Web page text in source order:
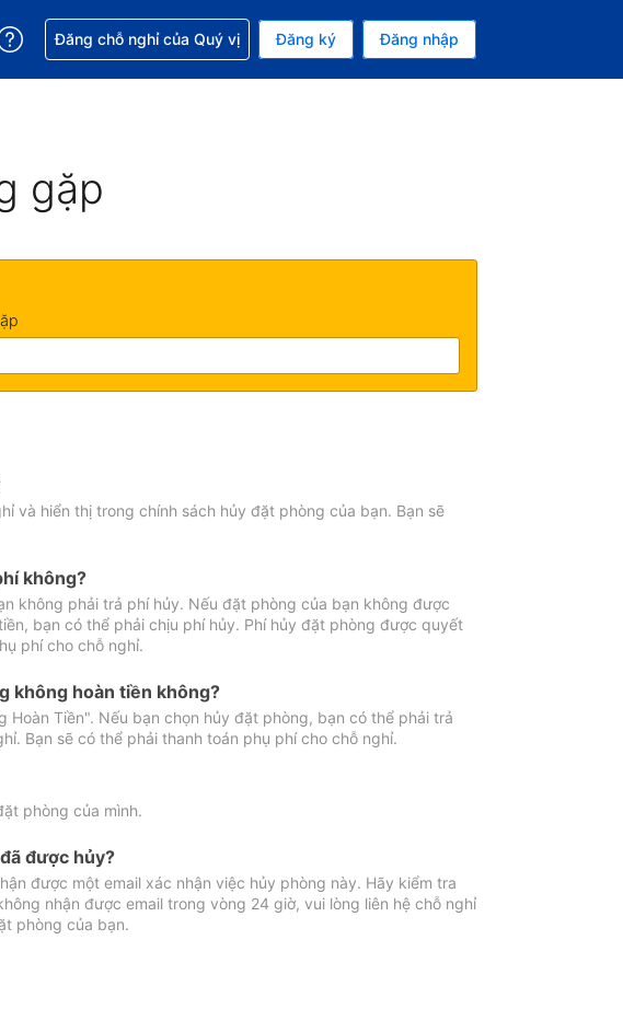
của bạn. Loại tiền tệ hiện tại của bạn là Đồng
ngữ của bạn. Ngôn ngữ hiện tại của bạn là Tiếng Việt
Nhận trợ giúp với đặt chỗ
Đăng chỗ nghỉ của Quý vị Đăng ký Đăng nhập
gặp
và hiển thị trong chính sách hủy đặt phòng của bạn. Bạn sẽ
không?
không phải trả phí hủy. Nếu đặt phòng của bạn không được
bạn có thể phải chịu phí hủy. Phí hủy đặt phòng được quyết
phí cho chỗ nghỉ.
không hoàn tiền không?
Tiền". Nếu bạn chọn hủy đặt phòng, bạn có thể phải trả
Bạn sẽ có thể phải thanh toán phụ phí cho chỗ nghỉ.
phòng của mình.
được hủy?
được một email xác nhận việc hủy phòng này. Hãy kiểm tra
nhận được email trong vòng 24 giờ, vui lòng liên hệ chỗ nghỉ
phòng của bạn.